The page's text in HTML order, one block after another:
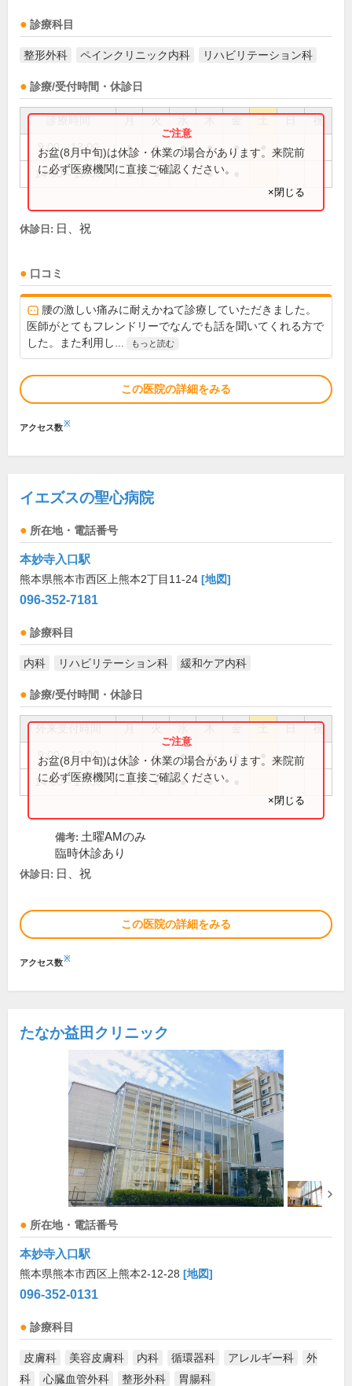
診療科目
整形外科 ペインクリニック内科 リハビリテーション科
診療/受付時間・休診日
祝
9:00～13:00 ● ● ● ● ●
14:00～18:00 ● ● ●
お盆(8月中旬)は休診・休業の場合があります。来院前
に必ず医療機関に直接ご確認ください。
×閉じる
休診日: 日、祝
口コミ
腰の激しい痛みに耐えかねて診療していただきました。
医師がとてもフレンドリーでなんでも話を聞いてくれる方で
した。また利用し...
もっと読む
この医院の詳細をみる
アクセス数※
イエズスの聖心病院
所在地・電話番号
本妙寺入口駅
熊本県熊本市西区上熊本2丁目11-24 [地図]
096-352-7181
診療科目
内科 リハビリテーション科 緩和ケア内科
診療/受付時間・休診日
祝
9:00～12:00 ● ● ● ● ●
14:00～17:00 ● ● ● ●
お盆(8月中旬)は休診・休業の場合があります。来院前
に必ず医療機関に直接ご確認ください。
×閉じる
備考: 土曜AMのみ
臨時休診あり
休診日: 日、祝
この医院の詳細をみる
アクセス数※
たなか益田クリニック
所在地・電話番号
本妙寺入口駅
熊本県熊本市西区上熊本2-12-28 [地図]
096-352-0131
診療科目
皮膚科 美容皮膚科 内科 循環器科 アレルギー科
外
科
心臓血管外科 整形外科 胃腸科